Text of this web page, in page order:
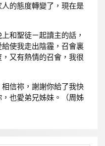
的態度轉變了，現在是
和聖徒ㄧ起讀主的話，
使我走出陰霾，召會裏
又有熱情的召會，我很
信祢，謝謝你給了我快
也愛弟兄姊妹。（周姊